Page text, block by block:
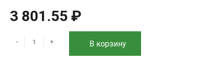
3 801.55 ₽
- + В корзину